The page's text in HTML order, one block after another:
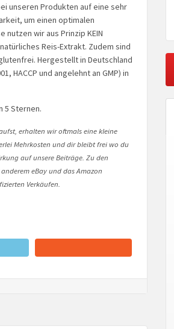
bei unseren Produkten auf eine sehr
um einen optimalen
wir aus Prinzip KEIN
Reis-Extrakt. Zudem sind
Hergestellt in Deutschland
HACCP und angelehnt an GMP) in
5 Sternen.
erhalten wir oftmals eine kleine
Mehrkosten und dir bleibt frei wo du
auf unsere Beiträge. Zu den
eBay und das Amazon
Verkäufen.